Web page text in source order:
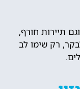
תיירות חורף,
רק שימו לב